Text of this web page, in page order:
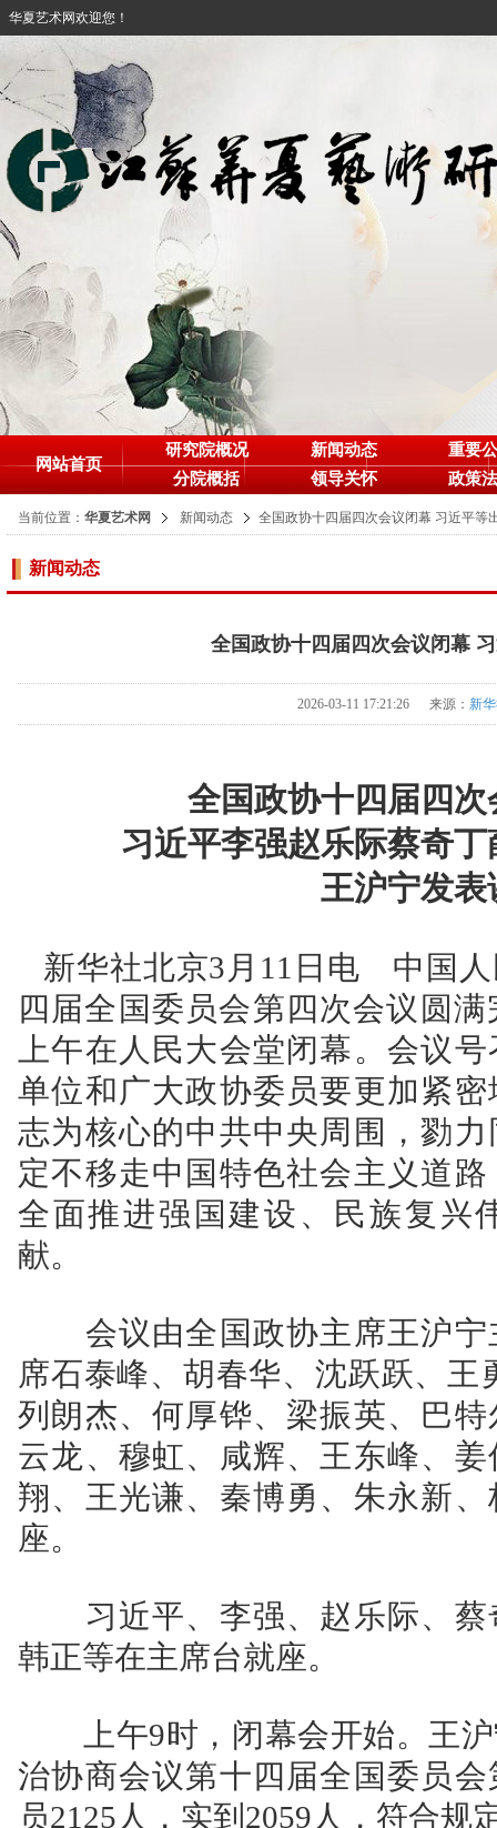
华夏艺术网欢迎您！
网站首页
研究院概况
分院概括
新闻动态
领导关怀
重要
政策
当前位置： 华夏艺术网 新闻动态 全国政协十四届四次会议闭幕 习近平等
新闻动态
全国政协十四届四次会议闭幕
2026-03-11 17:21:26 来源： 新
全国政协十四届四次
习近平李强赵乐际蔡奇丁
王沪宁发表
新华社北京3月11日电 中国人
四届全国委员会第四次会议圆
上午在人民大会堂闭幕。会议
单位和广大政协委员要更加紧
志为核心的中共中央周围，勠
定不移走中国特色社会主义道
全面推进强国建设、民族复兴
献。
会议由全国政协主席王沪宁
席石泰峰、胡春华、沈跃跃、王
列朗杰、何厚铧、梁振英、巴
云龙、穆虹、咸辉、王东峰、
翔、王光谦、秦博勇、朱永新
座。
习近平、李强、赵乐际、蔡
韩正等在主席台就座。
上午9时，闭幕会开始。王沪
治协商会议第十四届全国委员
员2125人，实到2059人，符合规